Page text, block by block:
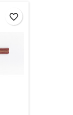
favorite_border